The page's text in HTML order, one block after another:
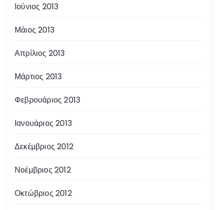
Ιούνιος 2013
Μάιος 2013
Απρίλιος 2013
Μάρτιος 2013
Φεβρουάριος 2013
Ιανουάριος 2013
Δεκέμβριος 2012
Νοέμβριος 2012
Οκτώβριος 2012